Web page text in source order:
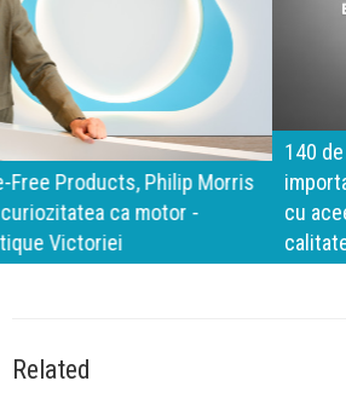
140 de ani de Mercedes-Benz.
important „test al timpului” este să
cu aceeași responsabilitate față de
calitate
Related